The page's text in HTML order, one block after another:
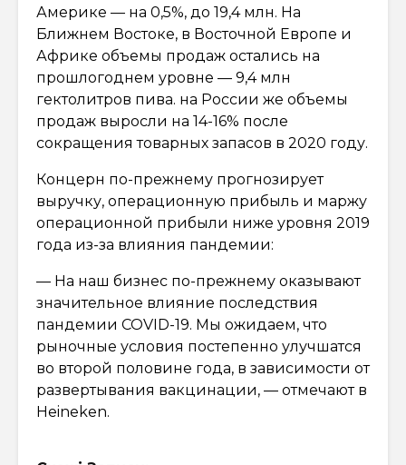
Америке — на 0,5%, до 19,4 млн. На
Ближнем Востоке, в Восточной Европе и
Африке объемы продаж остались на
прошлогоднем уровне — 9,4 млн
гектолитров пива. на России же объемы
продаж выросли на 14-16% после
сокращения товарных запасов в 2020 году.
Концерн по-прежнему прогнозирует
выручку, операционную прибыль и маржу
операционной прибыли ниже уровня 2019
года из-за влияния пандемии:
— На наш бизнес по-прежнему оказывают
значительное влияние последствия
пандемии COVID-19. Мы ожидаем, что
рыночные условия постепенно улучшатся
во второй половине года, в зависимости от
развертывания вакцинации, — отмечают в
Heineken.